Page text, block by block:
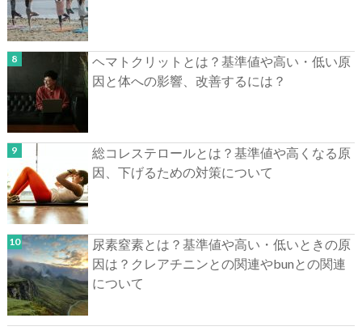
ヘマトクリットとは？基準値や高い・低い原
因と体への影響、改善するには？
総コレステロールとは？基準値や高くなる原
因、下げるための対策について
尿素窒素とは？基準値や高い・低いときの原
因は？クレアチニンとの関連やbunとの関連
について